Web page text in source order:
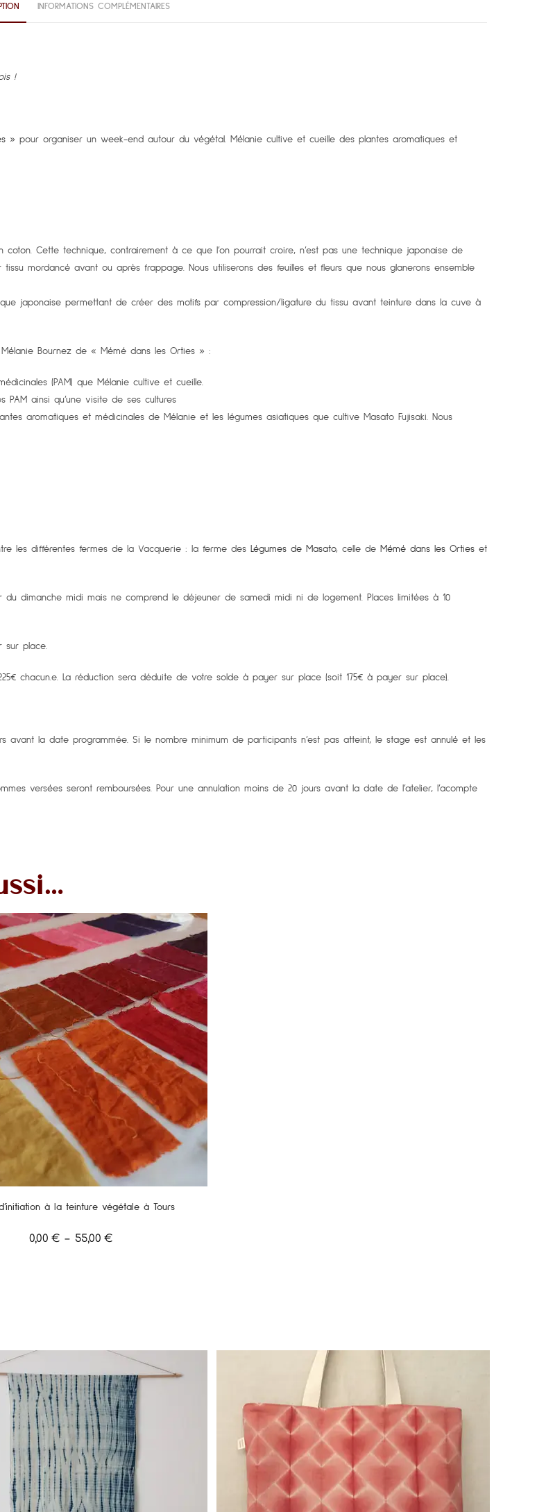
INFORMATIONS COMPLÉMENTAIRES
!
» pour organiser un week-end autour du végétal. Mélanie cultive et cueille des plantes aromatiques et
Cette technique, contrairement à ce que l’on pourrait croire, n’est pas une technique japonaise de
mordancé avant ou après frappage. Nous utiliserons des feuilles et fleurs que nous glanerons ensemble
japonaise permettant de créer des motifs par compression/ligature du tissu avant teinture dans la cuve à
Bournez de « Mémé dans les Orties » :
(PAM) que Mélanie cultive et cueille.
ainsi qu’une visite de ses cultures
aromatiques et médicinales de Mélanie et les légumes asiatiques que cultive Masato Fujisaki. Nous
les différentes fermes de la Vacquerie : la ferme des Légumes de Masato, celle de Mémé dans les Orties et
dimanche midi mais ne comprend le déjeuner de samedi midi ni de logement. Places limitées à 10
sur place.
chacun.e. La réduction sera déduite de votre solde à payer sur place (soit 175€ à payer sur place).
avant la date programmée. Si le nombre minimum de participants n’est pas atteint, le stage est annulé et les
versées seront remboursées. Pour une annulation moins de 20 jours avant la date de l’atelier, l’acompte
à la teinture végétale à Tours
0,00 € – 55,00 €